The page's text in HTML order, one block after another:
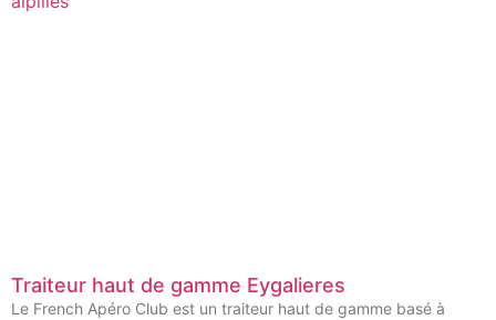
Traiteur haut de gamme Eygalieres
Le French Apéro Club est un traiteur haut de gamme basé à